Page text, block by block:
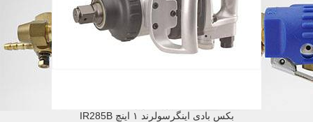
بکس بادی اینگرسولرند ۱ اینچ IR285B